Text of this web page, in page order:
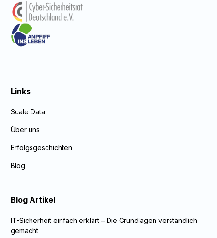
Links
Scale Data
Über uns
Erfolgsgeschichten
Blog
Blog Artikel
IT-Sicherheit einfach erklärt – Die Grundlagen verständlich
gemacht